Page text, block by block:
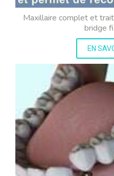
Maxillaire complet et
bridge
EN